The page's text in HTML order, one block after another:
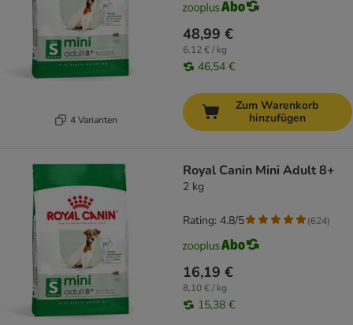
4 Varianten
48,99 €
6,12 € / kg
46,54 €
Zum Warenkorb
hinzufügen
Royal Canin Mini Adult 8+
2 kg
16,19 €
8,10 € / kg
15,38 €
Rating: 4.8/5 (624)